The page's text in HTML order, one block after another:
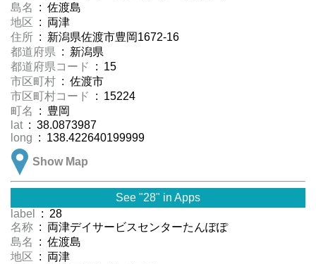
島名
: 佐渡島
地区 : 両津
住所 : 新潟県佐渡市豊岡1672-16
都道府県 : 新潟県
都道府県コード
: 15
市区町村 : 佐渡市
市区町村コード
: 15224
町名
: 豊岡
lat : 38.0873987
long : 138.422640199999
Show Map
See "28" in Apps
label
: 28
名称 : 両津デイサービスセンターたんぽぽ
島名
: 佐渡島
地区 : 両津